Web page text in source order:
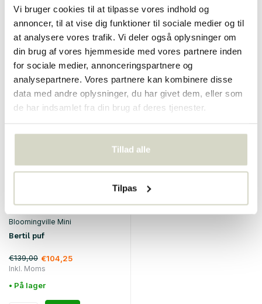
Vi bruger cookies til at tilpasse vores indhold og
annoncer, til at vise dig funktioner til sociale medier og til
at analysere vores trafik. Vi deler også oplysninger om
din brug af vores hjemmeside med vores partnere inden
for sociale medier, annonceringspartnere og
analysepartnere. Vores partnere kan kombinere disse
data med andre oplysninger, du har givet dem, eller som
de har indsamlet fra din brug af deres tjenester.
Tillad alle
Tilpas
€140,00 €105,00
Inkl. Moms
• På lager
€84,90 €63,67
Inkl. Moms
• På lager
Bloomingville Mini
Bertil puf
€139,00 €104,25
Inkl. Moms
• På lager